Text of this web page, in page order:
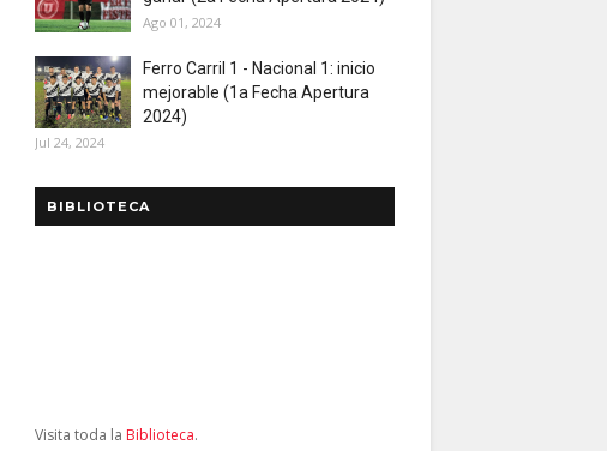
Ago 01, 2024
Ferro Carril 1 - Nacional 1: inicio
mejorable (1a Fecha Apertura
2024)
Jul 24, 2024
BIBLIOTECA
Visita toda la Biblioteca.